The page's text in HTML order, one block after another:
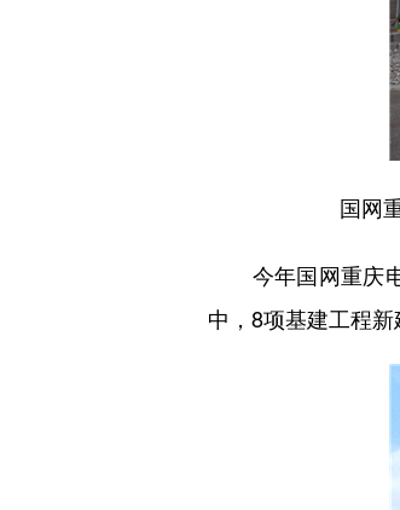
国网
今年国网重庆电
中，8项基建工程